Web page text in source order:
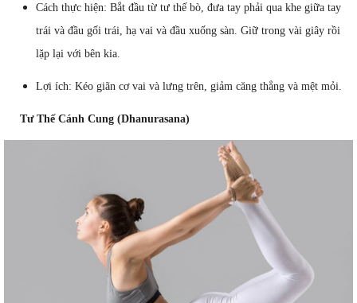
Cách thực hiện: Bắt đầu từ tư thế bò, đưa tay phải qua khe giữa tay
trái và đầu gối trái, hạ vai và đầu xuống sàn. Giữ trong vài giây rồi
lặp lại với bên kia.
Lợi ích: Kéo giãn cơ vai và lưng trên, giảm căng thẳng và mệt mỏi.
Tư Thế Cánh Cung (Dhanurasana)